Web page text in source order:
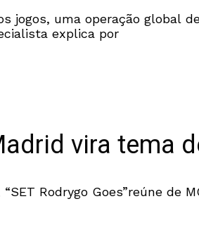
jogos, uma operação
explica por
vira tema
Rodrygo Goes”reúne